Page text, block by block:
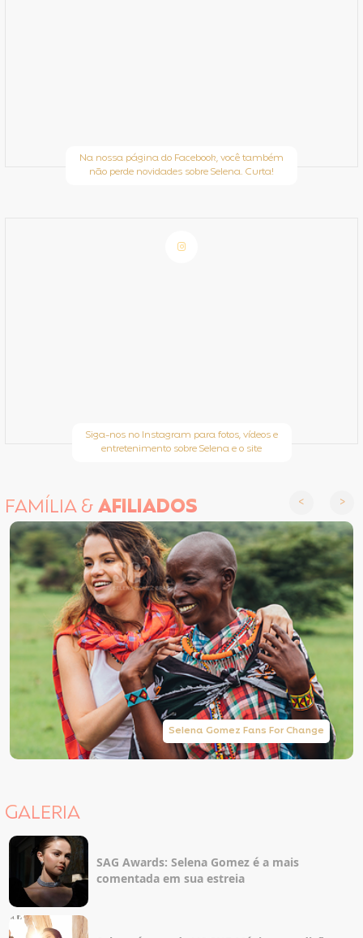
Na nossa página do Facebook, você também
não perde novidades sobre Selena. Curta!
Siga-nos no Instagram para fotos, vídeos e
entretenimento sobre Selena e o site
FAMÍLIA &AFILIADOS
Selena Gomez Fans For Change
GALERIA
SAG Awards: Selena Gomez é a mais
comentada em sua estreia